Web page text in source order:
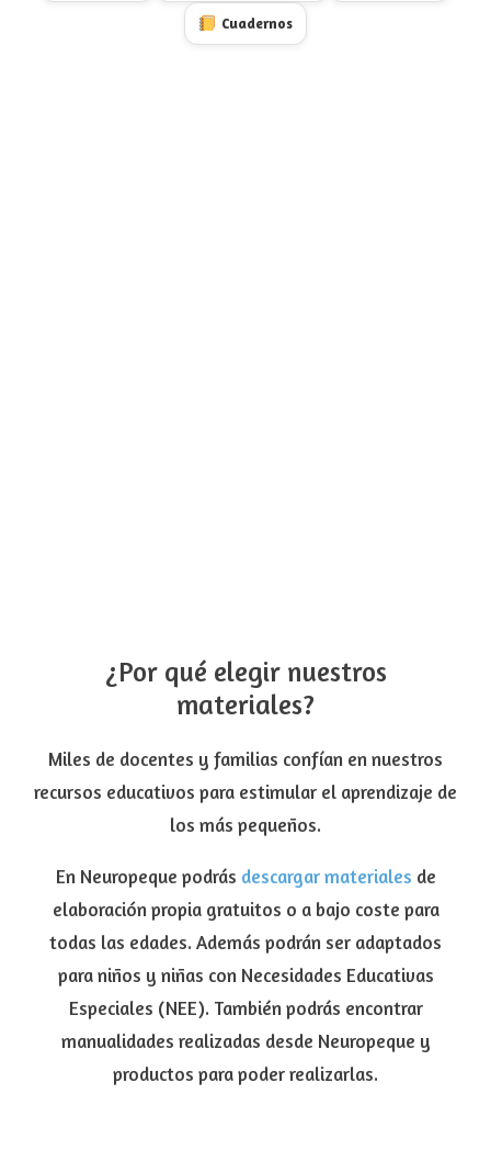
Cuadernos
¿Por qué elegir nuestros
materiales?
Miles de docentes y familias confían en nuestros
recursos educativos para estimular el aprendizaje de
los más pequeños.
En Neuropeque podrás descargar materiales de
elaboración propia gratuitos o a bajo coste para
todas las edades. Además podrán ser adaptados
para niños y niñas con Necesidades Educativas
Especiales (NEE). También podrás encontrar
manualidades realizadas desde Neuropeque y
productos para poder realizarlas.